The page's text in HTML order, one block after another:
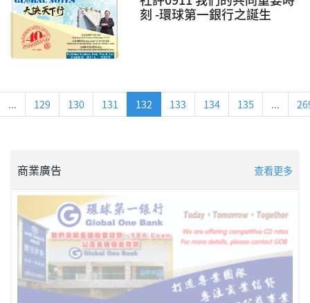
刻 -環球第一銀行之誕生
... 129 130 131 132 133 134 135 ...
商業廣告 查看更多